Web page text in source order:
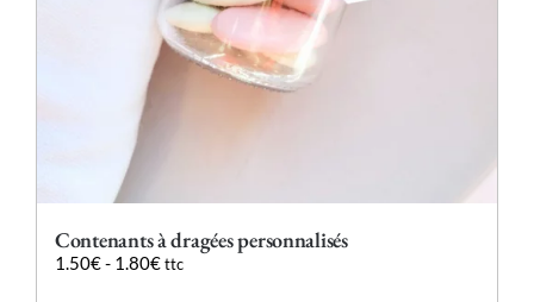
Contenants à dragées personnalisés
1.50€- 1.80€ ttc